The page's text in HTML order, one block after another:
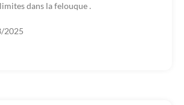
dans la felouque .
2025